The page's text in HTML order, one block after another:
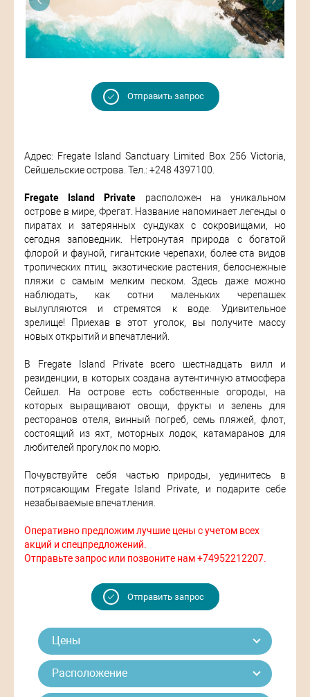
Отправить запрос
Адрес: Fregate Island Sanctuary Limited Box 256 Victoria,
Сейшельские острова. Тел.: +248 4397100.
Fregate Island Private расположен на уникальном
острове в мире, Фрегат. Название напоминает легенды о
пиратах и затерянных сундуках с сокровищами, но
сегодня заповедник. Нетронутая природа с богатой
флорой и фауной, гигантские черепахи, более ста видов
тропических птиц, экзотические растения, белоснежные
пляжи с самым мелким песком. Здесь даже можно
наблюдать, как сотни маленьких черепашек
вылупляются и стремятся к воде. Удивительное
зрелище! Приехав в этот уголок, вы получите массу
новых открытий и впечатлений.
В Fregate Island Private всего шестнадцать вилл и
резиденции, в которых создана аутентичную атмосфера
Сейшел. На острове есть собственные огороды, на
которых выращивают овощи, фрукты и зелень для
ресторанов отеля, винный погреб, семь пляжей, флот,
состоящий из яхт, моторных лодок, катамаранов для
любителей прогулок по морю.
Почувствуйте себя частью природы, уединитесь в
потрясающим Fregate Island Private, и подарите себе
незабываемые впечатления.
Оперативно предложим лучшие цены с учетом всех
акций и спецпредложений.
Отправьте запрос или позвоните нам +74952212207.
Отправить запрос
Цены
Расположение